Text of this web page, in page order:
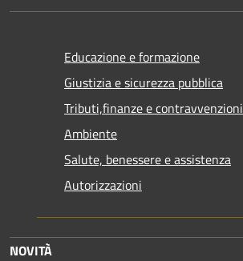
Educazione e formazione
Giustizia e sicurezza pubblica
Tributi,finanze e contravvenzioni
Ambiente
Salute, benessere e assistenza
Autorizzazioni
NOVITÀ